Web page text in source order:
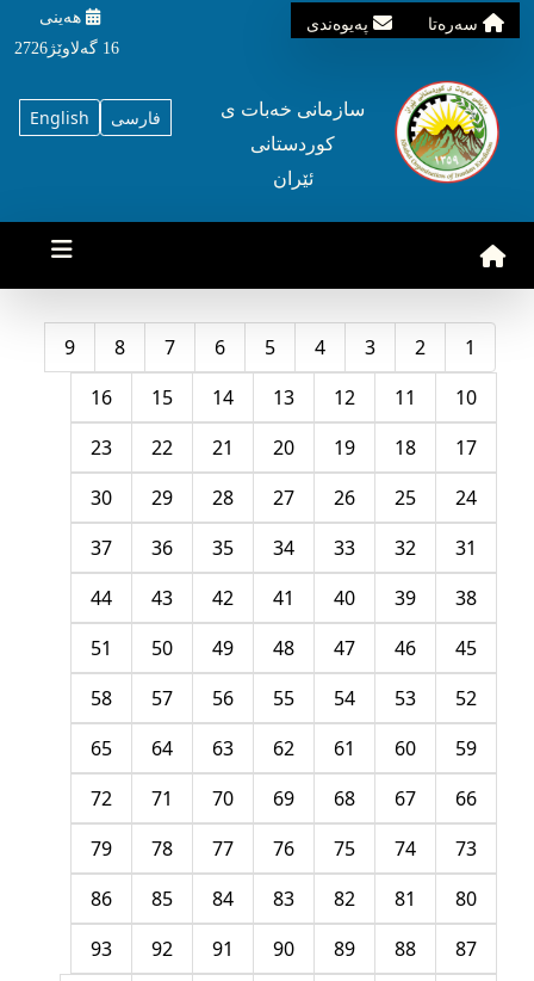
سه‌ره‌تا په‌یوه‌ندی
هه‌ینی
16 گه‌لاوێژ2726
English فارسی
سازمانی خه‌بات ی
کوردستانی
ئێران
1
2
3
4
5
6
7
8
9
10
11
12
13
14
15
16
17
18
19
20
21
22
23
24
25
26
27
28
29
30
31
32
33
34
35
36
37
38
39
40
41
42
43
44
45
46
47
48
49
50
51
52
53
54
55
56
57
58
59
60
61
62
63
64
65
66
67
68
69
70
71
72
73
74
75
76
77
78
79
80
81
82
83
84
85
86
87
88
89
90
91
92
93